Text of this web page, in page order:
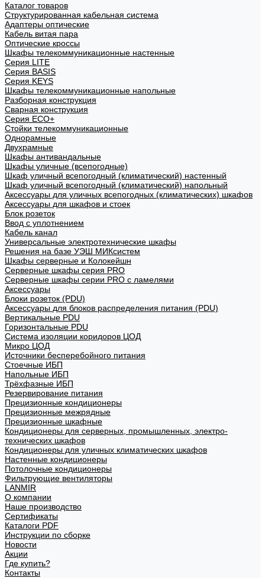
Каталог товаров
Структурированная кабельная система
Адаптеры оптические
Кабель витая пара
Оптические кроссы
Шкафы телекоммуникационные настенные
Cерия LITE
Cерия BASIS
Cерия KEYS
Шкафы телекоммуникационные напольные
Разборная конструкция
Сварная конструкция
Серия ECO+
Стойки телекоммуникационные
Однорамные
Двухрамные
Шкафы антивандальные
Шкафы уличные (всепогодные)
Шкаф уличный всепогодный (климатический) настенный
Шкаф уличный всепогодный (климатический) напольный
Аксессуары для уличных всепогодных (климатических) шкафов
Аксессуары для шкафов и стоек
Блок розеток
Ввод с уплотнением
Кабель канал
Универсальные электротехнические шкафы
Решения на базе УЭШ МИКсистем
Шкафы серверные и Колокейшн
Серверные шкафы серия PRO
Серверные шкафы серии PRO с ламелями
Аксессуары
Блоки розеток (PDU)
Аксессуары для блоков распределения питания (PDU)
Вертикальные PDU
Горизонтальные PDU
Система изоляции коридоров ЦОД
Микро ЦОД
Источники бесперебойного питания
Стоечные ИБП
Напольные ИБП
Трёхфазные ИБП
Резервирование питания
Прецизионные кондиционеры
Прецизионные межрядные
Прецизионные шкафные
Кондиционеры для серверных, промышленных, электро-
технических шкафов
Кондиционеры для уличных климатических шкафов
Настенные кондиционеры
Потолочные кондиционеры
Фильтрующие вентиляторы
LANMIR
О компании
Наше производство
Сертификаты
Каталоги PDF
Инструкции по сборке
Новости
Акции
Где купить?
Контакты